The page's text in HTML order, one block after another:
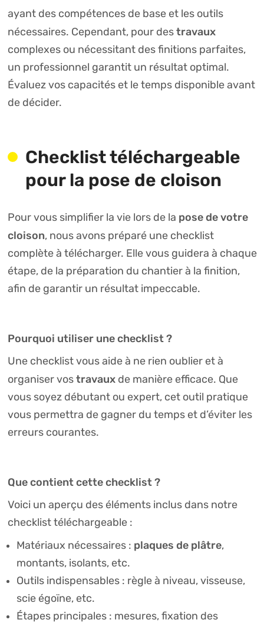
ayant des compétences de base et les outils
nécessaires. Cependant, pour destravaux
complexes ou nécessitant des finitions parfaites,
un professionnel garantit un résultat optimal.
Évaluez vos capacités et le temps disponible avant
de décider.
Checklist téléchargeable
pour la pose de cloison
Pour vous simplifier la vie lors de la pose de votre
cloison, nous avons préparé une checklist
complète à télécharger. Elle vous guidera à chaque
étape, de la préparation du chantier à la finition,
afin de garantir un résultat impeccable.
Pourquoi utiliser une checklist ?
Une checklist vous aide à ne rien oublier et à
organiser vostravauxde manière efficace. Que
vous soyez débutant ou expert, cet outil pratique
vous permettra de gagner du temps et d’éviter les
erreurs courantes.
Que contient cette checklist ?
Voici un aperçu des éléments inclus dans notre
checklist téléchargeable :
Matériaux nécessaires : plaques de plâtre,
montants, isolants, etc.
Outils indispensables : règle à niveau, visseuse,
scie égoïne, etc.
Étapes principales : mesures, fixation des